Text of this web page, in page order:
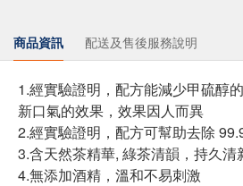
商品資訊 配送及售後服務說明
1.經實驗證明，配方能減少甲硫醇
新口氣的效果，效果因人而異
2.經實驗證明，配方可幫助去除
3.含天然茶精華, 綠茶清韻，持久清
4.無添加酒精，溫和不易刺激